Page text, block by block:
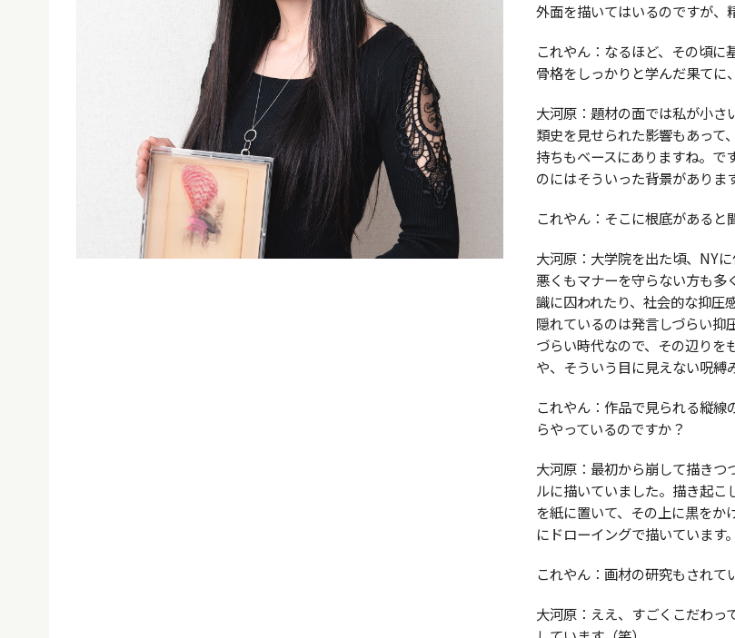
外面を描いてはいるのですが、
これやん：なるほど、その頃
骨格をしっかりと学んだ果てに
大河原：題材の面では私が小さ
類史を見せられた影響もあって
持ちもベースにありますね。で
のにはそういった背景があります
これやん：そこに根底があると
大河原：大学院を出た頃、NY
悪くもマナーを守らない方も多
識に囚われたり、社会的な抑圧
隠れているのは発言しづらい抑
づらい時代なので、その辺りを
や、そういう目に見えない呪縛
これやん：作品で見られる縦
らやっているのですか？
大河原：最初から崩して描きつ
ルに描いていました。描き起
を紙に置いて、その上に黒をか
にドローイングで描いています。
これやん：画材の研究もされて
大河原：ええ、すごくこだわっ